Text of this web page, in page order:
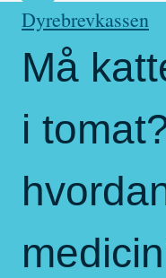
Dyrebrevkassen
Må
i